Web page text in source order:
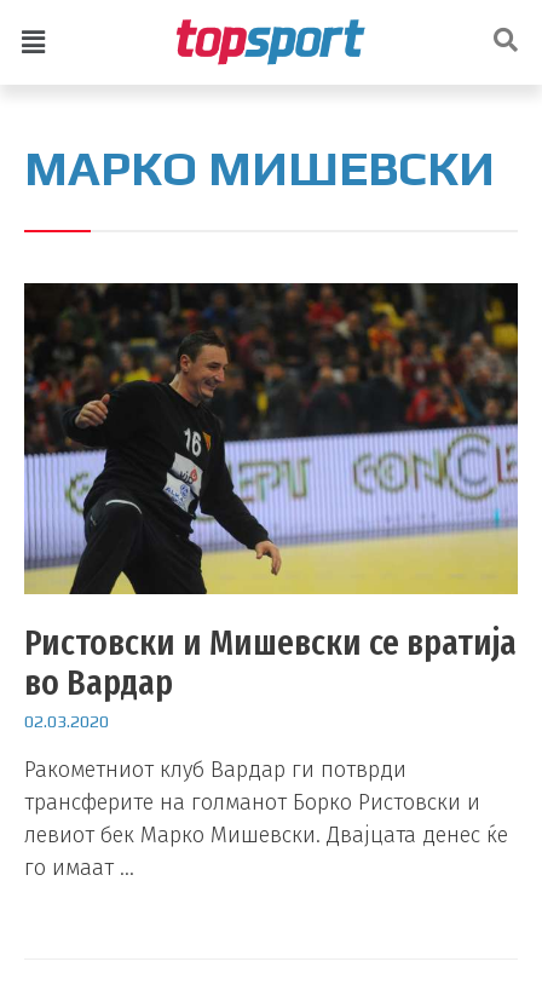
МАРКО МИШЕВСКИ
Ристовски и Мишевски се вратија
во Вардар
02.03.2020
Ракометниот клуб Вардар ги потврди
трансферите на голманот Борко Ристовски и
левиот бек Марко Мишевски. Двајцата денес ќе
го имаат …